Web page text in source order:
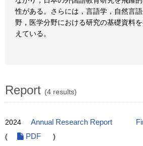
性がある。さらには，言語学，自然言
野，医学分野における研究の基礎資料
えている。
Report (4 results)
2024 Annual Research Report
(
PDF )